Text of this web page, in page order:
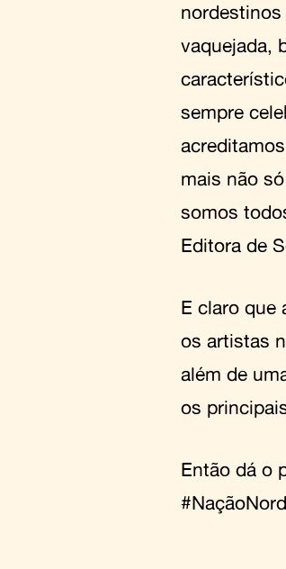
vaquejada,
sempre
mais não
somos
Editora de
E claro que
os artistas
além de
os
Então dá o